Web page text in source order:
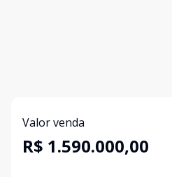
Valor venda
R$ 1.590.000,00